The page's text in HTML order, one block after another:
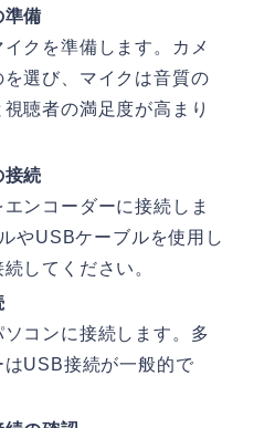
準備
クを準備します。カメ
選び、マイクは音質の
聴者の満足度が高まり
接続
ンコーダーに接続しま
やUSBケーブルを使用し
してください。
コンに接続します。多
はUSB接続が一般的で